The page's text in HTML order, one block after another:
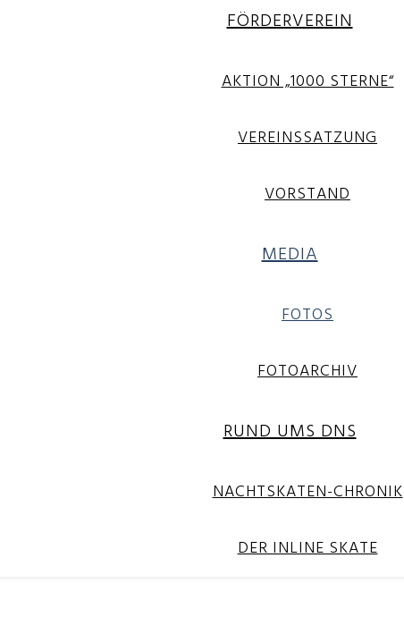
FÖRDERVEREIN
AKTION „1000 STERNE“
VEREINSSATZUNG
VORSTAND
MEDIA
FOTOS
FOTOARCHIV
RUND UMS DNS
NACHTSKATEN-CHRONIK
DER INLINE SKATE